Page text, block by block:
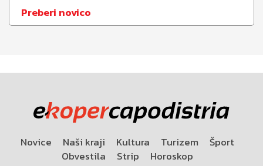
Preberi novico
Novice Naši kraji Kultura Turizem
Šport
Obvestila
Strip Horoskop